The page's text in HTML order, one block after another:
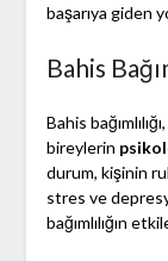
başarıya giden
Bahis
Bahis
bireylerin
durum, kişinin
stres ve
bağımlılığın